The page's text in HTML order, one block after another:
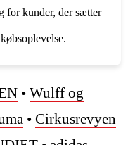
for kunder, der sætter
• Wulff og
• Cirkusrevyen